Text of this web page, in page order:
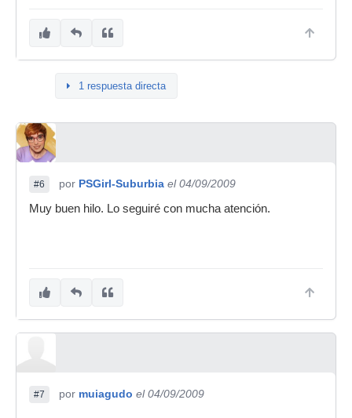
1 respuesta directa
#6 por PSGirl-Suburbia el 04/09/2009
Muy buen hilo. Lo seguiré con mucha atención.
#7 por muiagudo el 04/09/2009